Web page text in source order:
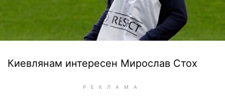
Киевлянам интересен Мирослав Стох